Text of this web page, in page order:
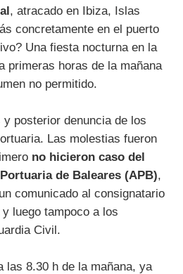
, atracado en Ibiza, Islas
concretamente en el puerto
Una fiesta nocturna en la
primeras horas de la mañana
no permitido.
posterior denuncia de los
Las molestias fueron
no hicieron caso del
de Baleares (APB),
comunicado al consignatario
luego tampoco a los
Civil.
las 8.30 h de la mañana, ya